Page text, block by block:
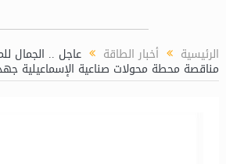
الرئيسية أخبار الطاقة عاجل .. الجمال
مناقصة محطة محولات صناعية الإسماعيلية جهد 220